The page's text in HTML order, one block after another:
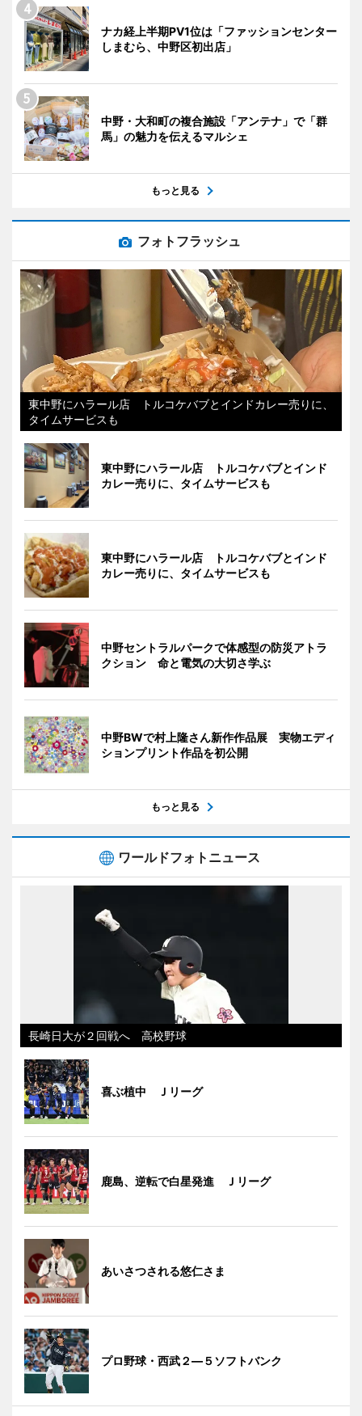
ナカ経上半期PV1位は「ファッションセンター
しまむら、中野区初出店」
中野・大和町の複合施設「アンテナ」で「群
馬」の魅力を伝えるマルシェ
もっと見る
フォトフラッシュ
東中野にハラール店 トルコケバブとインドカレー売りに、
タイムサービスも
東中野にハラール店 トルコケバブとインド
カレー売りに、タイムサービスも
東中野にハラール店 トルコケバブとインド
カレー売りに、タイムサービスも
中野セントラルパークで体感型の防災アトラ
クション 命と電気の大切さ学ぶ
中野BWで村上隆さん新作作品展 実物エディ
ションプリント作品を初公開
もっと見る
ワールドフォトニュース
長崎日大が２回戦へ 高校野球
喜ぶ植中 Ｊリーグ
鹿島、逆転で白星発進 Ｊリーグ
あいさつされる悠仁さま
プロ野球・西武２―５ソフトバンク